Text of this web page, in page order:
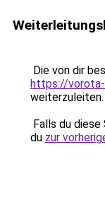
Die von dir
https://vorota-
weiterzuleiten.
Falls du
du zur